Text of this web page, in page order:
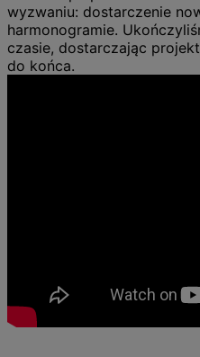
wyzwaniu: dostarczenie
harmonogramie.
czasie, dostarczając
do końca.